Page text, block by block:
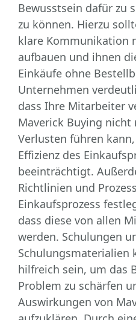
Bewusstsein dafür zu
zu können. Hierzu
klare Kommunikation
aufbauen und ihnen
Einkäufe ohne
Unternehmen
dass Ihre Mitarbeiter
Maverick Buying nicht
Verlusten führen
Effizienz des
beeinträchtigt.
Richtlinien und
Einkaufsprozess
dass diese von allen
werden. Schulungen
Schulungsmaterialien
hilfreich sein, um das
Problem zu schärfen
Auswirkungen von